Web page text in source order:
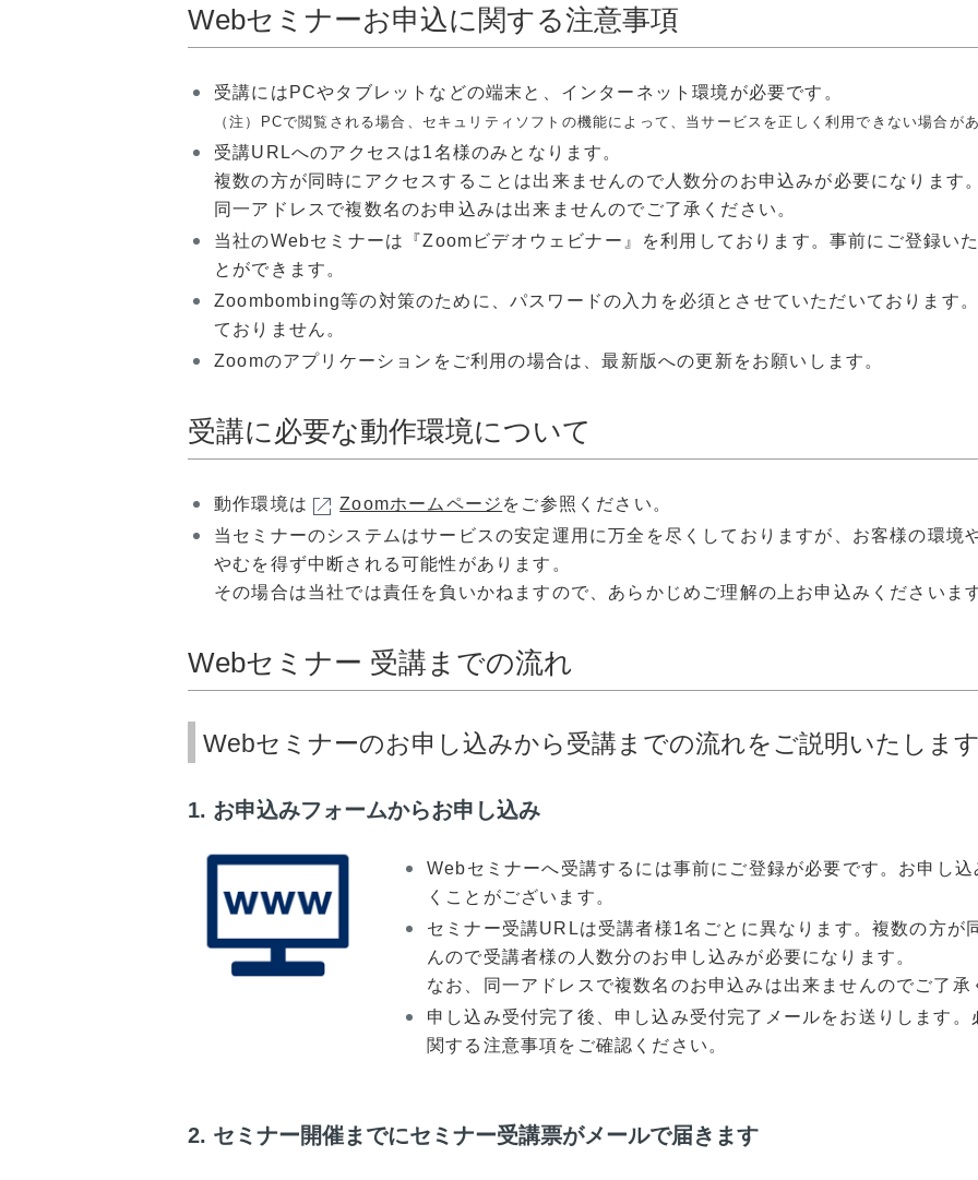
Webセミナーお申込に関する注意事項
受講にはPCやタブレットなどの端末と、インターネット環境が必要です。
（注）PCで閲覧される場合、セキュリティソフトの機能によって、当サービスを正しく利用できない場合があ
受講URLへのアクセスは1名様のみとなります。
複数の方が同時にアクセスすることは出来ませんので人数分のお申込みが必要になります。
同一アドレスで複数名のお申込みは出来ませんのでご了承ください。
当社のWebセミナーは『Zoomビデオウェビナー』を利用しております。事前にご登録い
とができます。
Zoombombing等の対策のために、パスワードの入力を必須とさせていただいております
ておりません。
Zoomのアプリケーションをご利用の場合は、最新版への更新をお願いします。
受講に必要な動作環境について
動作環境は Zoomホームページ をご参照ください。
当セミナーのシステムはサービスの安定運用に万全を尽くしておりますが、お客様の環境
やむを得ず中断される可能性があります。
その場合は当社では責任を負いかねますので、あらかじめご理解の上お申込みくださいま
Webセミナー 受講までの流れ
Webセミナーのお申し込みから受講までの流れをご説明いたします
1. お申込みフォームからお申し込み
Webセミナーへ受講するには事前にご登録が必要です。お申し
くことがございます。
セミナー受講URLは受講者様1名ごとに異なります。複数の方が
んので受講者様の人数分のお申し込みが必要になります。
なお、同一アドレスで複数名のお申込みは出来ませんのでご了承
申し込み受付完了後、申し込み受付完了メールをお送りします
関する注意事項をご確認ください。
2. セミナー開催までにセミナー受講票がメールで届きます